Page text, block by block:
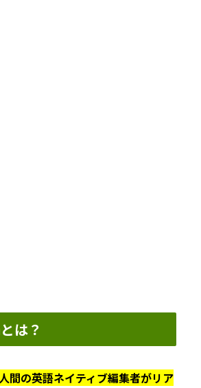
は？
間の英語ネイティブ編集者がリア